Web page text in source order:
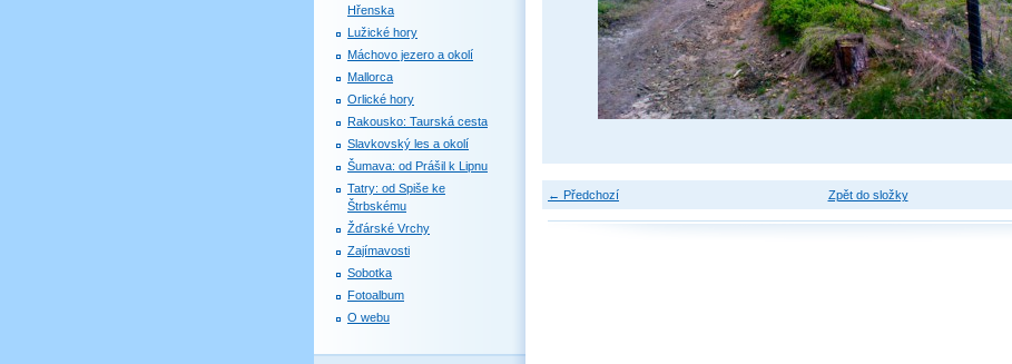
← Předchozí Zpět do složky
Hřenska
Lužické hory
Máchovo jezero a okolí
Mallorca
Orlické hory
Rakousko: Taurská cesta
Slavkovský les a okolí
Šumava: od Prášil k Lipnu
Tatry: od Spiše ke
Štrbskému
Žďárské Vrchy
Zajímavosti
Sobotka
Fotoalbum
O webu